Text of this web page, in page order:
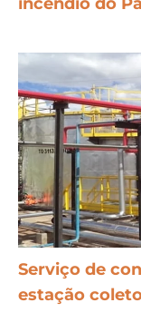
Serviço de
estação